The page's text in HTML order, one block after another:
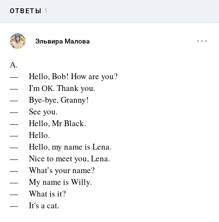
ОТВЕТЫ 1
Эльвира Малова
А.
— Hello, Bob! How are you?
— I'm ОК. Thank you.
— Bye-bye, Granny!
— See you.
— Hello, Mr Black.
— Hello.
— Hello, my name is Lena.
— Nice to meet you, Lena.
— What’s your name?
— My name is Willy.
— What is it?
— It's a cat.